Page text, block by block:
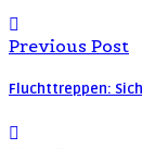
Previous Post
Fluchttreppen: